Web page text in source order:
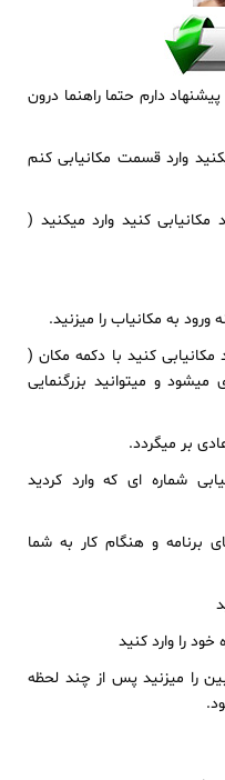
دارم حتما راهنما درون
وارد قسمت مکانیابی کنم
مکانیابی کنید وارد میکنید (
به مکانیاب را میزنید.
مکانیابی کنید با دکمه مکان (
و میتوانید بزرگنمایی
بر میگردد.
شماره ای که وارد کردید
برنامه و هنگام کار به شما
را وارد کنید
را میزنید پس از چند لحظه